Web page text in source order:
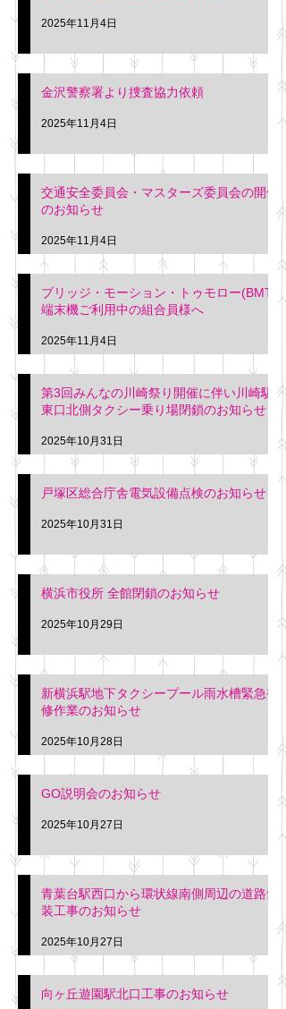
2025年11月4日
金沢警察署より捜査協力依頼
2025年11月4日
交通安全委員会・マスターズ委員会の開催
のお知らせ
2025年11月4日
ブリッジ・モーション・トゥモロー(BMT)
端末機ご利用中の組合員様へ
2025年11月4日
第3回みんなの川崎祭り開催に伴い川崎駅
東口北側タクシー乗り場閉鎖のお知らせ
2025年10月31日
戸塚区総合庁舎電気設備点検のお知らせ
2025年10月31日
横浜市役所 全館閉鎖のお知らせ
2025年10月29日
新横浜駅地下タクシープール雨水槽緊急補
修作業のお知らせ
2025年10月28日
GO説明会のお知らせ
2025年10月27日
青葉台駅西口から環状線南側周辺の道路舗
装工事のお知らせ
2025年10月27日
向ヶ丘遊園駅北口工事のお知らせ